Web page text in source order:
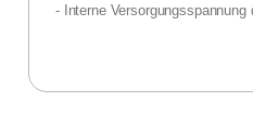
- Interne Versorgungsspannung